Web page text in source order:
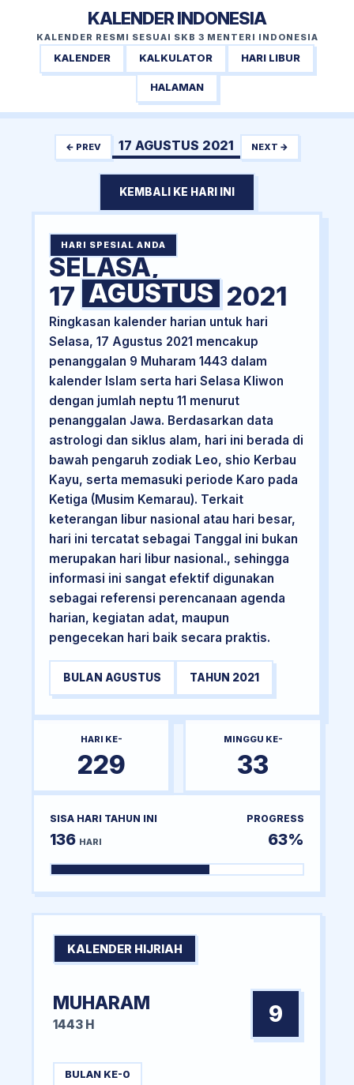
KALENDER INDONESIA
KALENDER RESMI SESUAI SKB 3 MENTERI INDONESIA
KALENDER KALKULATOR HARI LIBUR
HALAMAN
← PREV 17 AGUSTUS 2021 NEXT →
KEMBALI KE HARI INI
HARI SPESIAL ANDA
SELASA,
17 AGUSTUS 2021
Ringkasan kalender harian untuk hari
Selasa, 17 Agustus 2021 mencakup
penanggalan 9 Muharam 1443 dalam
kalender Islam serta hari Selasa Kliwon
dengan jumlah neptu 11 menurut
penanggalan Jawa. Berdasarkan data
astrologi dan siklus alam, hari ini berada di
bawah pengaruh zodiak Leo, shio Kerbau
Kayu, serta memasuki periode Karo pada
Ketiga (Musim Kemarau). Terkait
keterangan libur nasional atau hari besar,
hari ini tercatat sebagai Tanggal ini bukan
merupakan hari libur nasional., sehingga
informasi ini sangat efektif digunakan
sebagai referensi perencanaan agenda
harian, kegiatan adat, maupun
pengecekan hari baik secara praktis.
BULAN AGUSTUS TAHUN 2021
HARI KE-
229
MINGGU KE-
33
SISA HARI TAHUN INI
136 HARI
PROGRESS
63%
KALENDER HIJRIAH
MUHARAM
1443 H 9
BULAN KE-0